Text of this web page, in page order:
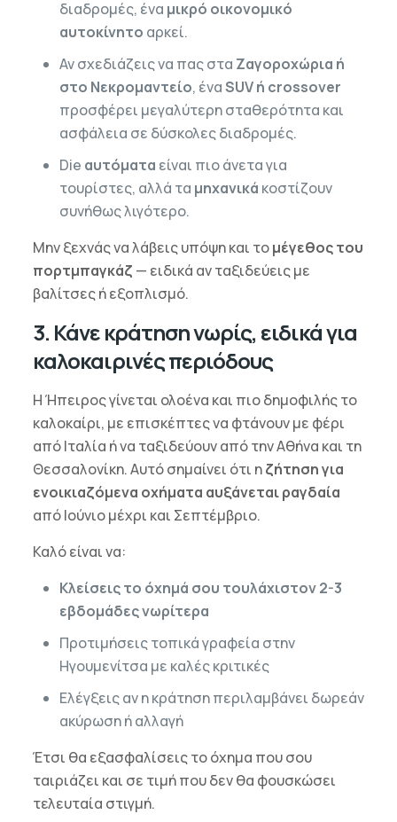
διαδρομές, ένα μικρό οικονομικό
αυτοκίνητο αρκεί.
Αν σχεδιάζεις να πας στα Ζαγοροχώρια ή
στο Νεκρομαντείο, έναSUV ή crossover
προσφέρει μεγαλύτερη σταθερότητα και
ασφάλεια σε δύσκολες διαδρομές.
Die αυτόματα είναι πιο άνετα για
τουρίστες, αλλά τα μηχανικά κοστίζουν
συνήθως λιγότερο.
Μην ξεχνάς να λάβεις υπόψη και τομέγεθος του
πορτμπαγκάζ — ειδικά αν ταξιδεύεις με
βαλίτσες ή εξοπλισμό.
3. Κάνε κράτηση νωρίς, ειδικά για
καλοκαιρινές περιόδους
Η Ήπειρος γίνεται ολοένα και πιο δημοφιλής το
καλοκαίρι, με επισκέπτες να φτάνουν με φέρι
από Ιταλία ή να ταξιδεύουν από την Αθήνα και τη
Θεσσαλονίκη. Αυτό σημαίνει ότι ηζήτηση για
ενοικιαζόμενα οχήματα αυξάνεται ραγδαία
από Ιούνιο μέχρι και Σεπτέμβριο.
Καλό είναι να:
Κλείσεις το όχημά σου τουλάχιστον 2-3
εβδομάδες νωρίτερα
Προτιμήσεις τοπικά γραφεία στην
Ηγουμενίτσα με καλές κριτικές
Ελέγξεις αν η κράτηση περιλαμβάνει δωρεάν
ακύρωση ή αλλαγή
Έτσι θα εξασφαλίσεις το όχημα που σου
ταιριάζει και σε τιμή που δεν θα φουσκώσει
τελευταία στιγμή.